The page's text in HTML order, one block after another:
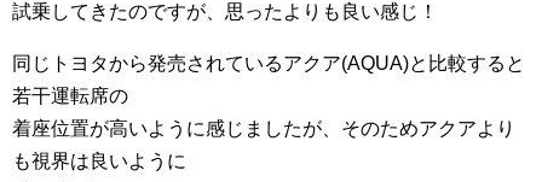
試乗してきたのですが、思ったよりも良い感じ！
同じトヨタから発売されているアクア(AQUA)と比較すると
若干運転席の
着座位置が高いように感じましたが、そのためアクアより
も視界は良いように